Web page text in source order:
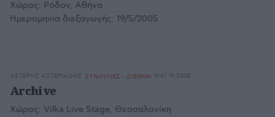
Χώρος: Ρόδον, Αθήνα
Ημερομηνία διεξαγωγής: 19/5/2005
ΑΣΤΈΡΗΣ ΑΣΤΕΡΙΆΔΗΣ ΣΥΝΑΥΛΙΕΣ - ΔΙΕΘΝΗ ΜΆΙ 19,2005
Archive
Χώρος: Vilka Live Stage, Θεσσαλονίκη